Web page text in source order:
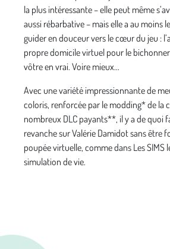
la plus intéressante – elle peut même
aussi rébarbative – mais elle a au moins
guider en douceur vers le cœur du jeu :
propre domicile virtuel pour le
vôtre en vrai. Voire mieux...
Avec une variété impressionnante de
coloris, renforcée par le modding* de la
nombreux DLC payants**, il y a de quoi
revanche sur Valérie Damidot sans être
poupée virtuelle, comme dans Les SIMS
simulation de vie.